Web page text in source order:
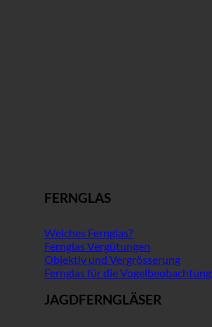
FERNGLAS
Welches Fernglas?
Fernglas Vergütungen
Objektiv und Vergrösserung
Fernglas für die Vogelbeobachtung
JAGDFERNGLÄSER